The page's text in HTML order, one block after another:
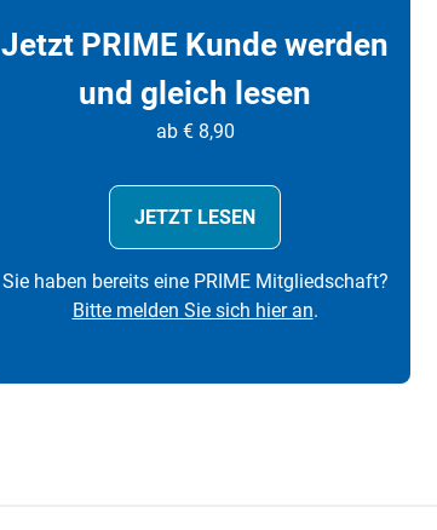
Jetzt PRIME Kunde werden
und gleich lesen
ab € 8,90
JETZT LESEN
Sie haben bereits eine PRIME Mitgliedschaft?
Bitte melden Sie sich hier an.